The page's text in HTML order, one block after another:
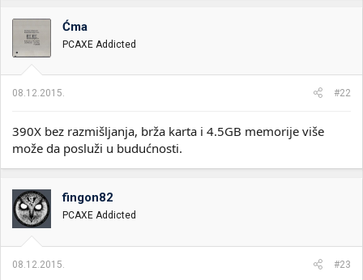
Ćma
PCAXE Addicted
08.12.2015. #22
390X bez razmišljanja, brža karta i 4.5GB memorije više
može da posluži u budućnosti.
fingon82
PCAXE Addicted
08.12.2015. #23